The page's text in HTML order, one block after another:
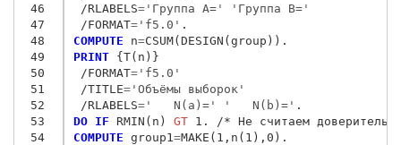
46
47
48
49
50
51
52
53
54
/RLABELS='Группа A=' 'Группа B='
/FORMAT='f5.0'
COMPUTE n=
PRINT {T(n) }
/FORMAT='f5.0'
/TITLE='Объёмы выборок'
/RLABELS='   N(a)=' '   N(b)='
DO IF RMIN(n) GT 1. /* Не считаем
COMPUTE group1 =